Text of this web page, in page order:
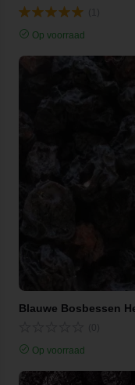
Op voorraad
Blauwe Bosbessen
Op voorraad